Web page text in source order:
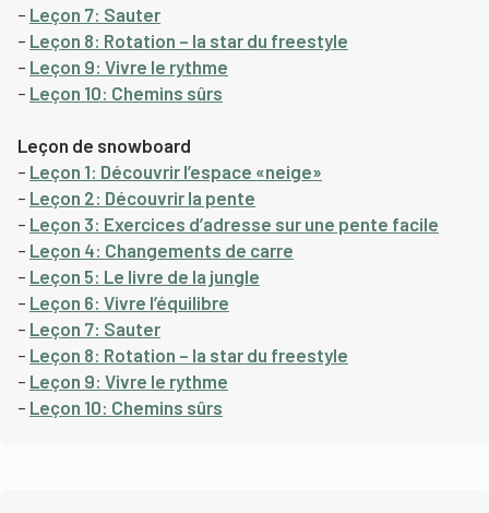
– Leçon 7: Sauter
– Leçon 8: Rotation – la star du freestyle
– Leçon 9: Vivre le rythme
– Leçon 10: Chemins sûrs
Leçon de snowboard
– Leçon 1: Découvrir l’espace «neige»
– Leçon 2: Découvrir la pente
– Leçon 3: Exercices d’adresse sur une pente facile
– Leçon 4: Changements de carre
– Leçon 5: Le livre de la jungle
– Leçon 6: Vivre l’équilibre
– Leçon 7: Sauter
– Leçon 8: Rotation – la star du freestyle
– Leçon 9: Vivre le rythme
– Leçon 10: Chemins sûrs